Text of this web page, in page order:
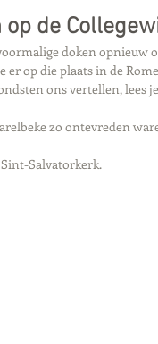
de
doken opnieuw
er op die plaats in de
ons vertellen, lees
zo ontevreden
Salvatorkerk.